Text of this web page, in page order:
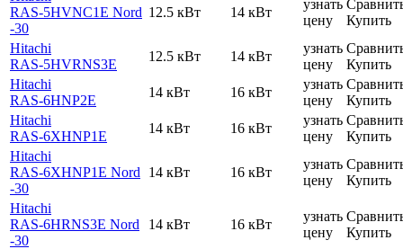
RAS-5HVNC1E Nord
-30
12.5 кВт 14 кВт
узнать
цену
Купить
Hitachi
RAS-5HVRNS3E
12.5 кВт 14 кВт
узнать
цену
Купить
Hitachi
RAS-6HNP2E
14 кВт 16 кВт
узнать
цену
Купить
Hitachi
RAS-6XHNP1E
14 кВт 16 кВт
узнать
цену
Купить
Hitachi
RAS-6XHNP1E Nord
-30
14 кВт 16 кВт
узнать
цену
Купить
Hitachi
RAS-6HRNS3E Nord
-30
14 кВт 16 кВт
узнать
цену
Купить